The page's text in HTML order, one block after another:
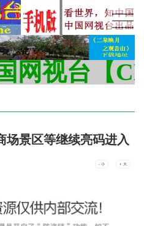
网视台【
场景区等继续亮码进入
- 小 + 大